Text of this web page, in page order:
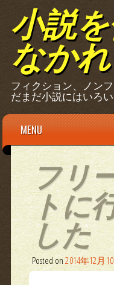
小説
なかれ
フィクション、ノン
だまだ小説にはいろ
Main menu
Skip
content
MENU
フリ
トに
した
Posted on2014年12月